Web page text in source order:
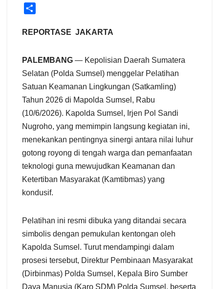
a
e
REPORTASE JAKARTA
​PALEMBANG — Kepolisian Daerah Sumatera
Selatan (Polda Sumsel) menggelar Pelatihan
Satuan Keamanan Lingkungan (Satkamling)
Tahun 2026 di Mapolda Sumsel, Rabu
(10/6/2026). Kapolda Sumsel, Irjen Pol Sandi
Nugroho, yang memimpin langsung kegiatan ini,
menekankan pentingnya sinergi antara nilai luhur
gotong royong di tengah warga dan pemanfaatan
teknologi guna mewujudkan Keamanan dan
Ketertiban Masyarakat (Kamtibmas) yang
kondusif.
​Pelatihan ini resmi dibuka yang ditandai secara
simbolis dengan pemukulan kentongan oleh
Kapolda Sumsel. Turut mendampingi dalam
prosesi tersebut, Direktur Pembinaan Masyarakat
(Dirbinmas) Polda Sumsel, Kepala Biro Sumber
Daya Manusia (Karo SDM) Polda Sumsel, beserta